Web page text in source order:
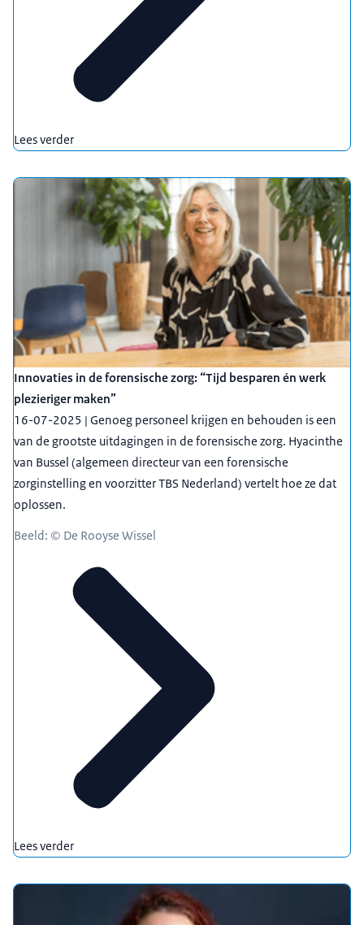
Lees verder
Innovaties in de forensische zorg: “Tijd besparen én werk
plezieriger maken”
16-07-2025 | Genoeg personeel krijgen en behouden is een
van de grootste uitdagingen in de forensische zorg. Hyacinthe
van Bussel (algemeen directeur van een forensische
zorginstelling en voorzitter TBS Nederland) vertelt hoe ze dat
oplossen.
Beeld: © De Rooyse Wissel
Lees verder